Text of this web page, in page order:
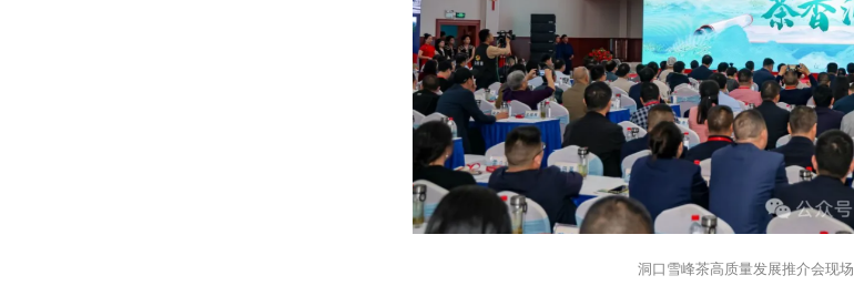
洞口雪峰茶高质量发展推介会现场